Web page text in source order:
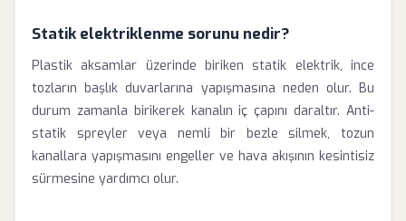
Statik elektriklenme sorunu nedir?
Plastik aksamlar üzerinde biriken statik elektrik, ince
tozların başlık duvarlarına yapışmasına neden olur. Bu
durum zamanla birikerek kanalın iç çapını daraltır. Anti-
statik spreyler veya nemli bir bezle silmek, tozun
kanallara yapışmasını engeller ve hava akışının kesintisiz
sürmesine yardımcı olur.